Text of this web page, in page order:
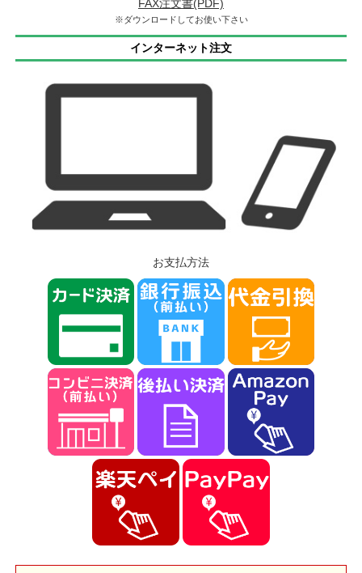
FAX注文書(PDF)
※ダウンロードしてお使い下さい
インターネット注文
お支払方法